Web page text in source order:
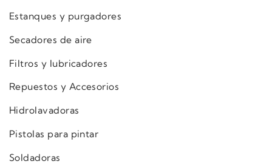
Estanques y purgadores
Secadores de aire
Filtros y lubricadores
Repuestos y Accesorios
Hidrolavadoras
Pistolas para pintar
Soldadoras